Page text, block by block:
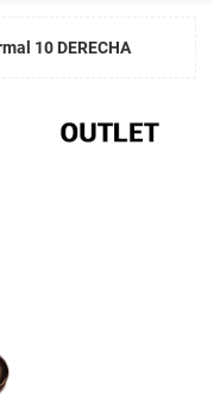
10 DERECHA